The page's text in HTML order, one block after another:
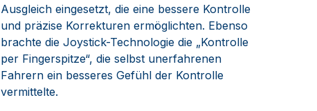
Ausgleich eingesetzt, die eine bessere Kontrolle
und präzise Korrekturen ermöglichten. Ebenso
brachte die Joystick-Technologie die „Kontrolle
per Fingerspitze“, die selbst unerfahrenen
Fahrern ein besseres Gefühl der Kontrolle
vermittelte.